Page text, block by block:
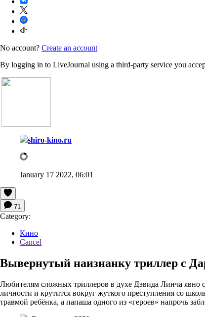
No account? Create an account
By logging in to LiveJournal using a third-party service you
shiro-kino.ru
January 17 2022, 06:01
71
Category:
Кино
Cancel
Вывернутый наизнанку триллер с
Любителям сложных триллеров в духе Дэвида Линча явно
личности и крутится вокруг жуткого преступления со
травмой ребёнка, а папаша одного из «героев» напрочь